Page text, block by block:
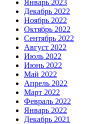
Январь 2023
Декабрь 2022
Ноябрь 2022
Октябрь 2022
Сентябрь 2022
Август 2022
Июль 2022
Июнь 2022
Май 2022
Апрель 2022
Март 2022
Февраль 2022
Январь 2022
Декабрь 2021